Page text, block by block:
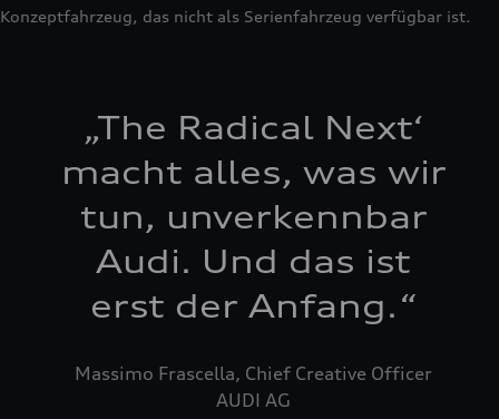
Konzeptfahrzeug, das nicht als Serienfahrzeug verfügbar ist.
„The Radical Next‘
macht alles, was wir
tun, unverkennbar
Audi. Und das ist
erst der Anfang. “
Massimo Frascella, Chief Creative Officer
AUDI AG